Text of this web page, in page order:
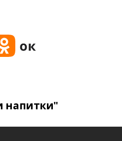
напитки"